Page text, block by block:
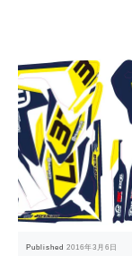
Published2016年3月6日